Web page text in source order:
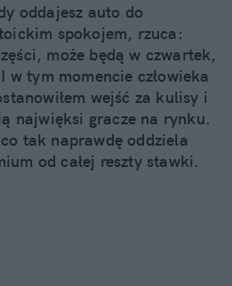
oddajesz auto do
spokojem, rzuca:
może będą w czwartek,
tym momencie człowieka
wejść za kulisy i
najwięksi gracze na rynku.
tak naprawdę oddziela
od całej reszty stawki.